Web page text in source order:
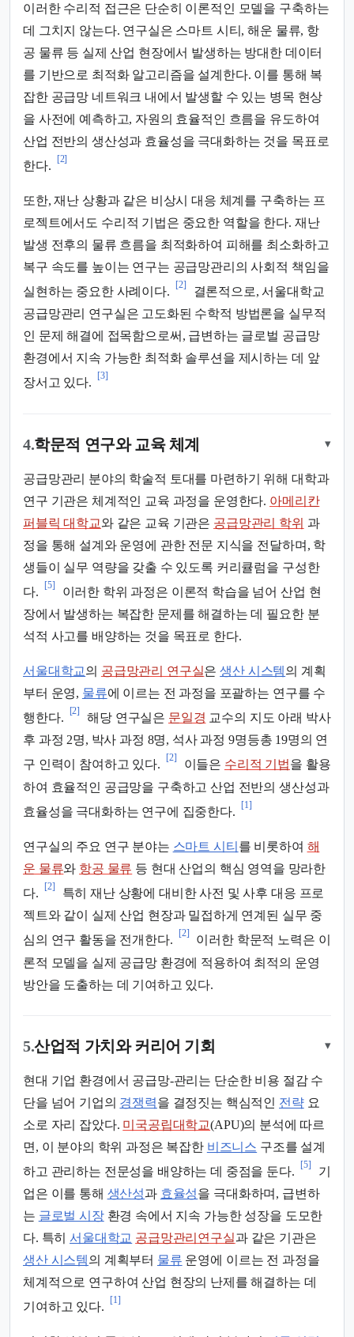
이러한 수리적 접근은 단순히 이론적인 모델을 구축하는
데 그치지 않는다. 연구실은 스마트 시티, 해운 물류, 항
공 물류 등 실제 산업 현장에서 발생하는 방대한 데이터
를 기반으로 최적화 알고리즘을 설계한다. 이를 통해 복
잡한 공급망 네트워크 내에서 발생할 수 있는 병목 현상
을 사전에 예측하고, 자원의 효율적인 흐름을 유도하여
산업 전반의 생산성과 효율성을 극대화하는 것을 목표로
한다.
[2]
또한, 재난 상황과 같은 비상시 대응 체계를 구축하는 프
로젝트에서도 수리적 기법은 중요한 역할을 한다. 재난
발생 전후의 물류 흐름을 최적화하여 피해를 최소화하고
복구 속도를 높이는 연구는 공급망관리의 사회적 책임을
실현하는 중요한 사례이다.
[2]
결론적으로, 서울대학교
공급망관리 연구실은 고도화된 수학적 방법론을 실무적
인 문제 해결에 접목함으로써, 급변하는 글로벌 공급망
환경에서 지속 가능한 최적화 솔루션을 제시하는 데 앞
장서고 있다.
[3]
4.학문적 연구와 교육 체계 ▾
공급망관리 분야의 학술적 토대를 마련하기 위해 대학과
연구 기관은 체계적인 교육 과정을 운영한다. 아메리칸
퍼블릭 대학교와 같은 교육 기관은 공급망관리 학위 과
정을 통해 설계와 운영에 관한 전문 지식을 전달하며, 학
생들이 실무 역량을 갖출 수 있도록 커리큘럼을 구성한
다.
[5]
이러한 학위 과정은 이론적 학습을 넘어 산업 현
장에서 발생하는 복잡한 문제를 해결하는 데 필요한 분
석적 사고를 배양하는 것을 목표로 한다.
서울대학교의 공급망관리 연구실은생산 시스템의 계획
부터 운영, 물류에 이르는 전 과정을 포괄하는 연구를 수
행한다.
[2]
해당 연구실은 문일경 교수의 지도 아래 박사
후 과정 2명, 박사 과정 8명, 석사 과정 9명등총 19명의 연
구 인력이 참여하고 있다.
[2]
이들은 수리적 기법을 활용
하여 효율적인 공급망을 구축하고 산업 전반의 생산성과
효율성을 극대화하는 연구에 집중한다.
[1]
연구실의 주요 연구 분야는 스마트 시티 를 비롯하여 해
운 물류와 항공 물류 등 현대 산업의 핵심 영역을 망라한
다.
[2]
특히 재난 상황에 대비한 사전 및 사후 대응 프로
젝트와 같이 실제 산업 현장과 밀접하게 연계된 실무 중
심의 연구 활동을 전개한다.
[2]
이러한 학문적 노력은 이
론적 모델을 실제 공급망 환경에 적용하여 최적의 운영
방안을 도출하는 데 기여하고 있다.
5.산업적 가치와 커리어 기회 ▾
현대 기업 환경에서 공급망-관리는 단순한 비용 절감 수
단을 넘어 기업의 경쟁력을 결정짓는 핵심적인 전략요
소로 자리 잡았다. 미국공립대학교(APU)의 분석에 따르
면, 이 분야의 학위 과정은 복잡한 비즈니스 구조를 설계
하고 관리하는 전문성을 배양하는 데 중점을 둔다.
[5]
기
업은 이를 통해 생산성과 효율성을 극대화하며, 급변하
는 글로벌 시장환경 속에서 지속 가능한 성장을 도모한
다. 특히서울대학교 공급망관리연구실과 같은 기관은
생산 시스템의 계획부터 물류 운영에 이르는 전 과정을
체계적으로 연구하여 산업 현장의 난제를 해결하는 데
기여하고 있다.
[1]